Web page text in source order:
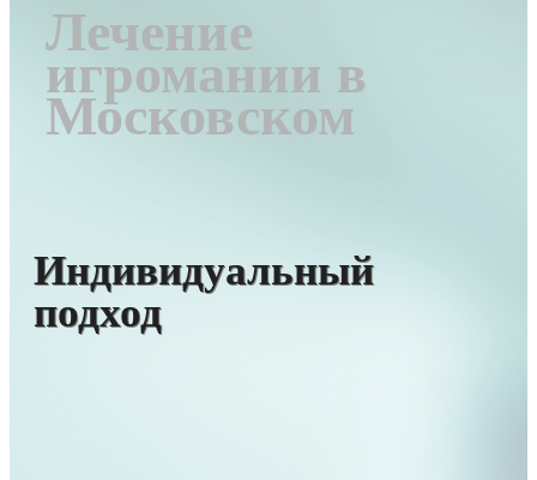
Лечение
игромании в
Московском
Индивидуальный
подход